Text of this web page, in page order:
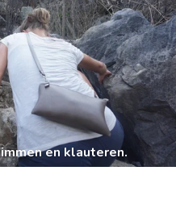
en klauteren.